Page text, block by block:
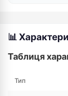
📊
Таблиця
Тип